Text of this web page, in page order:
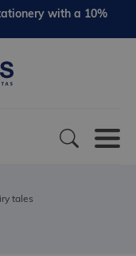
with a 10%
tales